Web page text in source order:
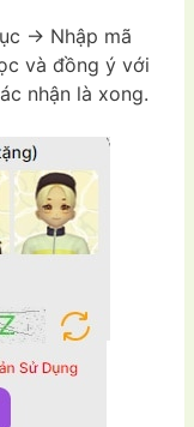
-> Nhập mã
và đồng ý với
nhận là xong.